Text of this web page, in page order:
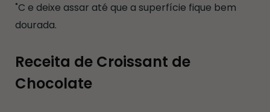
˚C e deixe assar até que a superfície fique bem
dourada.
Receita de Croissant de
Chocolate